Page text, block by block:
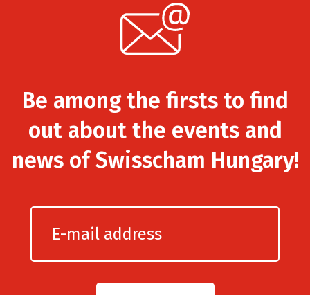
Be among the firsts to find
out about the events and
news of Swisscham Hungary!